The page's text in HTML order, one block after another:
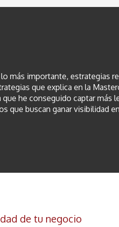
más importante, estrategias
que explica en la
he conseguido captar más
que buscan ganar visibilidad
de tu negocio